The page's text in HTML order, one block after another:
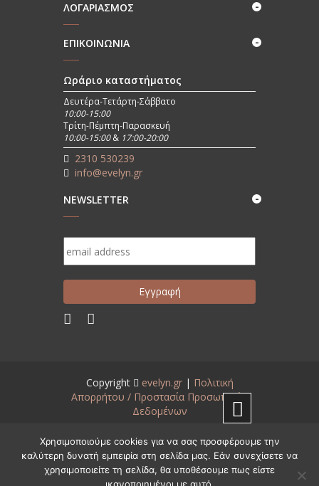
ΛΟΓΑΡΙΑΣΜΟΣ
ΕΠΙΚΟΙΝΩΝΊΑ
Ωράριο καταστήματος
Δευτέρα-Τετάρτη-Σάββατο
10:00-15:00
Τρίτη-Πέμπτη-Παρασκευή
10:00-15:00& 17:00-20:00
2310 530239
info@evelyn.gr
NEWSLETTER
Copyright evelyn.gr| Πολιτική
Απορρήτου / Προστασία Προσωπικών
Δεδομένων
Created bywww.aneveno.com
Χρησιμοποιούμε cookies για να σας προσφέρουμε την
καλύτερη δυνατή εμπειρία στη σελίδα μας. Εάν συνεχίσετε να
χρησιμοποιείτε τη σελίδα, θα υποθέσουμε πως είστε